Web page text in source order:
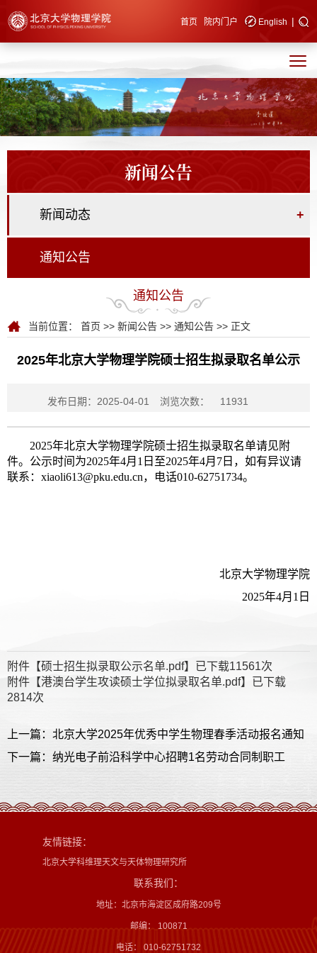
快速导航 首页 院内门户 English |
新闻公告
新闻动态 +
通知公告
通知公告
当前位置： 首页 >> 新闻公告 >> 通知公告 >> 正文
2025年北京大学物理学院硕士招生拟录取名单公示
发布日期：2025-04-01 浏览次数： 11931
2025年北京大学物理学院硕士招生拟录取名单请见附
件。公示时间为2025年4月1日至2025年4月7日，如有异议请
联系：xiaoli613@pku.edu.cn，电话010-62751734。
北京大学物理学院
2025年4月1日
附件【硕士招生拟录取公示名单.pdf】已下载11561次
附件【港澳台学生攻读硕士学位拟录取名单.pdf】已下载
2814次
上一篇：北京大学2025年优秀中学生物理春季活动报名通知
下一篇：纳光电子前沿科学中心招聘1名劳动合同制职工
友情链接：
北京大学科维理天文与天体物理研究所
联系我们：
地址：北京市海淀区成府路209号
邮编： 100871
电话： 010-62751732